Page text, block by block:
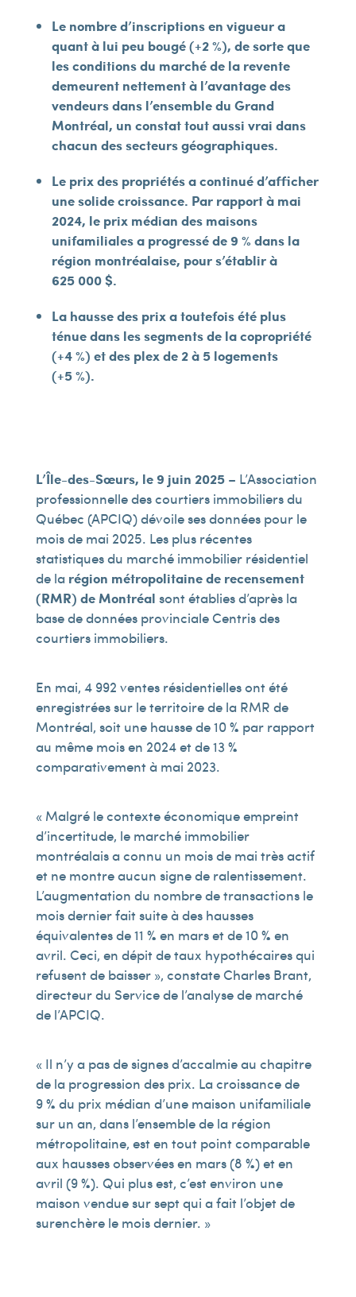
Le nombre d’inscriptions en vigueur a
quant à lui peu bougé (+2 %), de sorte que
les conditions du marché de la revente
demeurent nettement à l’avantage des
vendeurs dans l’ensemble du Grand
Montréal, un constat tout aussi vrai dans
chacun des secteurs géographiques.
Le prix des propriétés a continué d’afficher
une solide croissance. Par rapport à mai
2024, le prix médian des maisons
unifamiliales a progressé de 9 % dans la
région montréalaise, pour s’établir à
625 000 $.
La hausse des prix a toutefois été plus
ténue dans les segments de la copropriété
(+4 %) et des plex de 2 à 5 logements
(+5 %).
L’Île-des-Sœurs, le 9 juin 2025– L’Association
professionnelle des courtiers immobiliers du
Québec (APCIQ) dévoile ses données pour le
mois de mai 2025. Les plus récentes
statistiques du marché immobilier résidentiel
de la région métropolitaine de recensement
(RMR) de Montréal sont établies d’après la
base de données provinciale Centris des
courtiers immobiliers.
En mai, 4 992 ventes résidentielles ont été
enregistrées sur le territoire de la RMR de
Montréal, soit une hausse de 10 % par rapport
au même mois en 2024 et de 13 %
comparativement à mai 2023.
« Malgré le contexte économique empreint
d’incertitude, le marché immobilier
montréalais a connu un mois de mai très actif
et ne montre aucun signe de ralentissement.
L’augmentation du nombre de transactions le
mois dernier fait suite à des hausses
équivalentes de 11 % en mars et de 10 % en
avril. Ceci, en dépit de taux hypothécaires qui
refusent de baisser », constate Charles Brant,
directeur du Service de l’analyse de marché
de l’APCIQ.
« Il n’y a pas de signes d’accalmie au chapitre
de la progression des prix. La croissance de
9 % du prix médian d’une maison unifamiliale
sur un an, dans l’ensemble de la région
métropolitaine, est en tout point comparable
aux hausses observées en mars (8 %) et en
avril (9 %). Qui plus est, c’est environ une
maison vendue sur sept qui a fait l’objet de
surenchère le mois dernier. »